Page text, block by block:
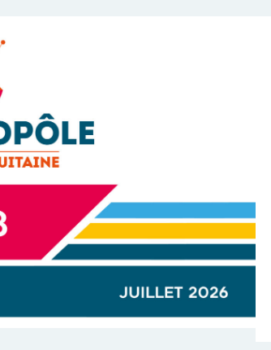
d’action